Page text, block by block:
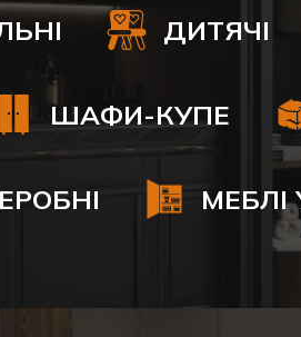
ДИТЯЧІ
ШАФИ-КУПЕ
МЕБЛІ